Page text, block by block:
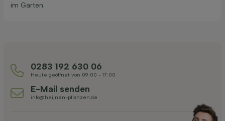
im Garten.
0283 192 630 06
Heute geöffnet von 09:00 - 17:00
E-Mail senden
info@heijnen-pflanzen.de